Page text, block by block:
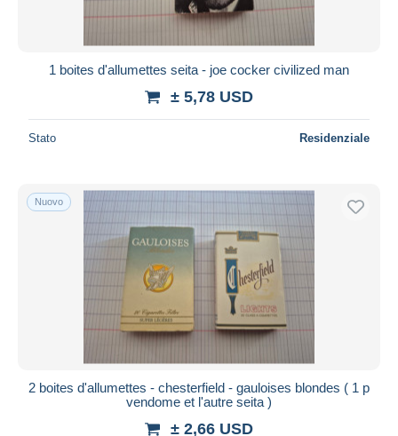
1 boites d'allumettes seita - joe cocker civilized man
± 5,78 USD
Stato Residenziale
Nuovo
2 boites d'allumettes - chesterfield - gauloises blondes ( 1 p
vendome et l'autre seita )
± 2,66 USD